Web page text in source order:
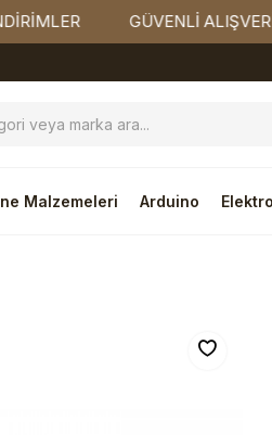
GÜVENLİ ALIŞVERİŞ —
Malzemeleri Arduino